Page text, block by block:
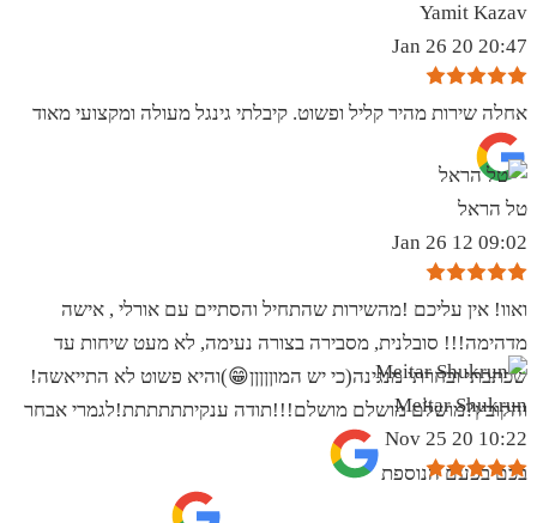
Yamit Kazav
20:47 20 Jan 26
אחלה שירות מהיר קליל ופשוט. קיבלתי גינגל מעולה ומקצועי מאוד
טל הראל
09:02 12 Jan 26
ואוו! אין עליכם !מהשירות שהתחיל והסתיים עם אורלי , אישה
מדהימה!!! סובלנית, מסבירה בצורה נעימה, לא מעט שיחות עד
שכתבתי ובחרתי מנגינה(כי יש המוןןןןן😁)והיא פשוט לא התייאשה!
והקובץ?מושלם מושלם מושלם!!!תודה ענקיתתתתתת!לגמרי אבחר
בכם בפעם הנוספת
Meitar Shukrun
10:22 20 Nov 25